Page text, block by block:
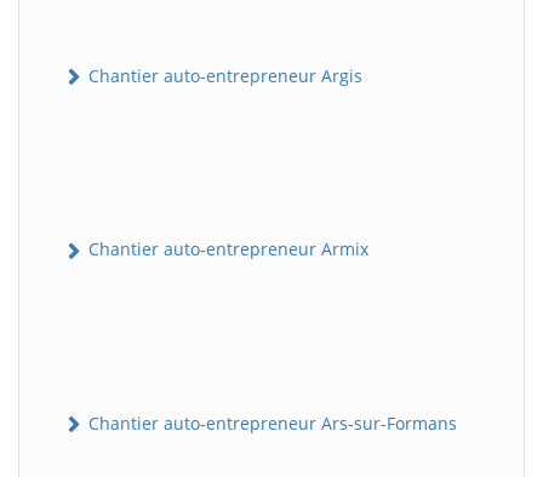
Chantier auto-entrepreneur Argis
Chantier auto-entrepreneur Armix
Chantier auto-entrepreneur Ars-sur-Formans